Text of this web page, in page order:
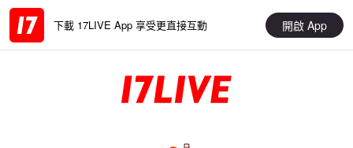
下載 17LIVE App 享受更直接互動 開啟 App